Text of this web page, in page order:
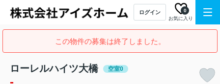
ログイン
お気に入り
0
この物件の募集は終了しました。
ローレルハイツ大橋 空室0